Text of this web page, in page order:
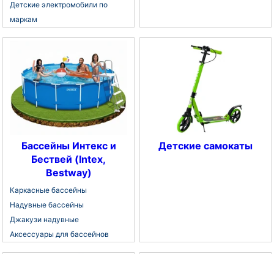
Детские электромобили по
маркам
Бассейны Интекс и
Бествей (Intex,
Bestway)
Каркасные бассейны
Надувные бассейны
Джакузи надувные
Аксессуары для бассейнов
Детские самокаты